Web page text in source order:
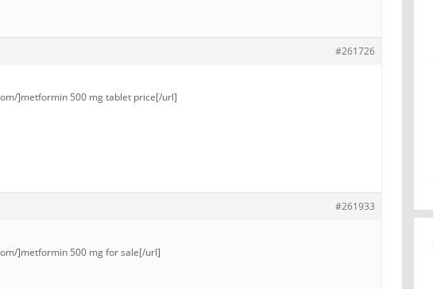
#261726
]metformin 500 mg tablet price[/url]
#261933
]metformin 500 mg for sale[/url]